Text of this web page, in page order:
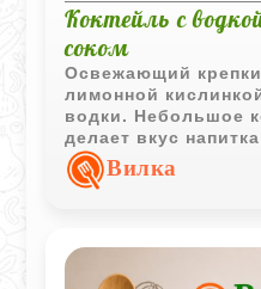
Коктейль с
соком
Освежающий
лимонной
водки. Небольшое
делает вкус
выразительным и
цитрусовую
Вилка